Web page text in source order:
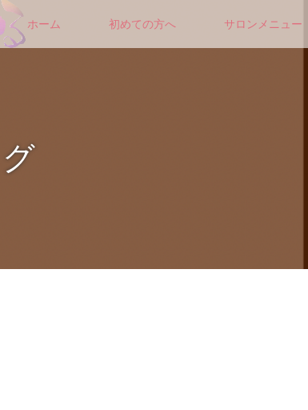
ホーム 初めての方へ サロンメニュー